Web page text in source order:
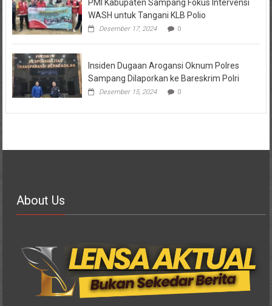
PMI Kabupaten Sampang Fokus Intervensi
WASH untuk Tangani KLB Polio
Desember 17, 2024 0
Insiden Dugaan Arogansi Oknum Polres
Sampang Dilaporkan ke Bareskrim Polri
Desember 15, 2024 0
About Us